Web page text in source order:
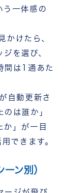
う一体感の
かけたら、
を選び、
間は1通あた
自動更新さ
は誰か」
か」が一目
できます。
ン別）